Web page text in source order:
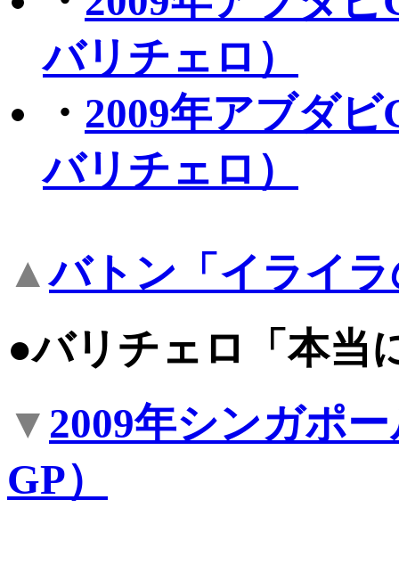
バリチェロ）
・ 2009年アブダ
バリチェロ）
▲バトン「イライ
●バリチェロ「本当
▼ 2009年シンガポ
GP）